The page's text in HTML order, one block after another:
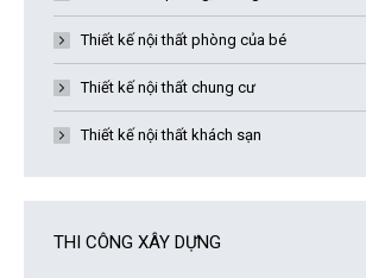
Thiết kế nội thất phòng của bé
Thiết kế nội thất chung cư
Thiết kế nội thất khách sạn
THI CÔNG XÂY DỰNG